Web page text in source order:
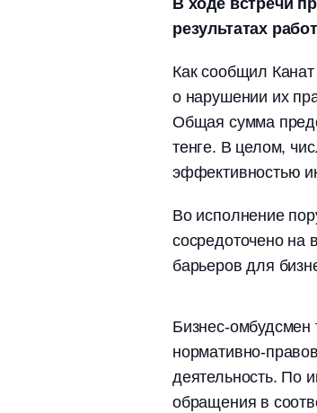
В ходе встречи
результатах
Как сообщил
о нарушении их
Общая сумма
тенге. В целом,
эффективностью
Во исполнение
сосредоточено на
барьеров для
Бизнес-
нормативно-
деятельность. По
обращения в